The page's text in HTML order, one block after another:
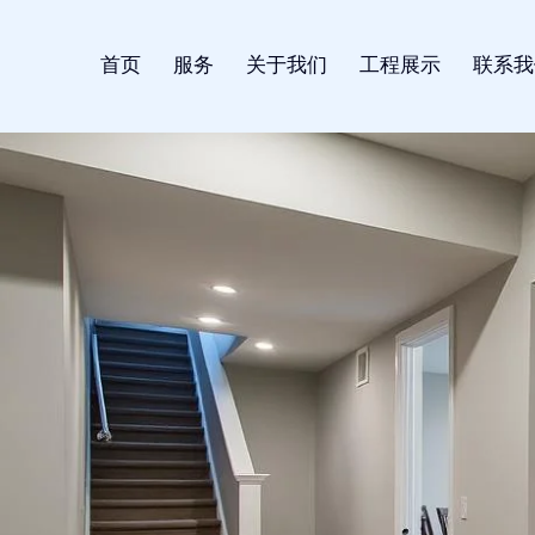
首页 服务 关于我们 工程展示 联系